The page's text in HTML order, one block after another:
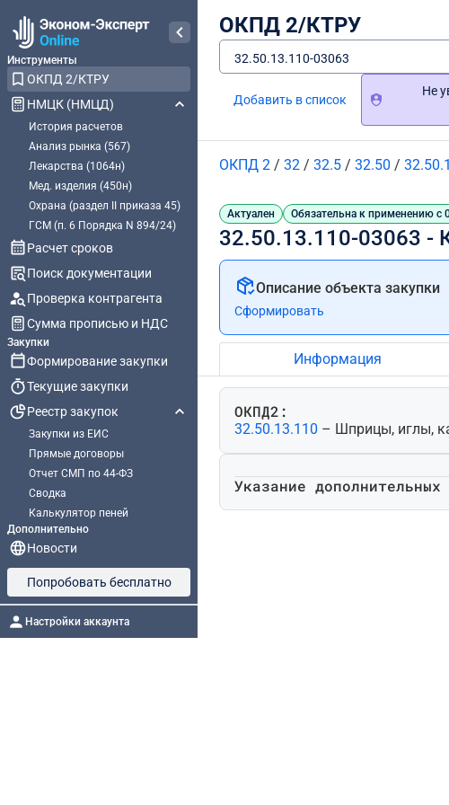
Инструменты
ОКПД 2/КТРУ
НМЦК (НМЦД)
История расчетов
Анализ рынка (567)
Лекарства (1064н)
Мед. изделия (450н)
Охрана (раздел II приказа 45)
ГСМ (п. 6 Порядка N 894/24)
Расчет сроков
Поиск документации
Проверка контрагента
Сумма прописью и НДС
Закупки
Формирование закупки
Текущие закупки
Реестр закупок
Закупки из ЕИС
Прямые договоры
Отчет СМП по 44-ФЗ
Сводка
Калькулятор пеней
Дополнительно
Новости
Попробовать бесплатно
Настройки аккаунта
ОКПД 2/КТРУ
32.50.13.110-03063
Добавить в список
Не
ОКПД 2 / 32 / 32.5 / 32.50 / 32.50.1
Актуален Обязательна к применению с
32.50.13.110-03063 -
Описание объекта закупки
Сформировать
Информация
ОКПД2:
32.50.13.110 – Шприцы, иглы,
Указание